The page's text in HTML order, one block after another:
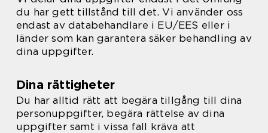
du har gett tillstånd till det. Vi använder oss
endast av databehandlare i EU/EES eller i
länder som kan garantera säker behandling av
dina uppgifter.
Dina rättigheter
Du har alltid rätt att begära tillgång till dina
personuppgifter, begära rättelse av dina
uppgifter samt i vissa fall kräva att